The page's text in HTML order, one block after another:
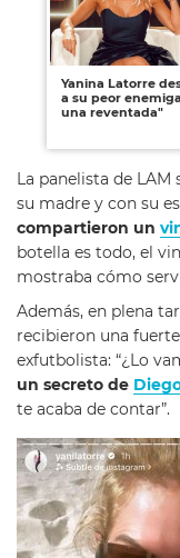
Yanina Latorre
a su peor
una reventada"
La panelista de
su madre y con su
compartieron un
botella es todo, el
mostraba cómo
Además, en plena
recibieron una
exfutbolista: “¿Lo
un secreto de
te acaba de contar”.